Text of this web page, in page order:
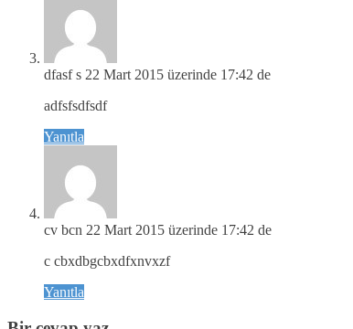
dfasf s 22 Mart 2015 üzerinde 17:42 de
adfsfsdfsdf
Yanıtla
cv bcn 22 Mart 2015 üzerinde 17:42 de
c cbxdbgcbxdfxnvxzf
Yanıtla